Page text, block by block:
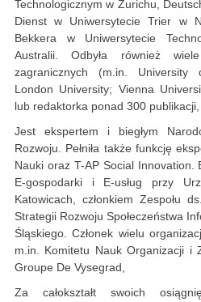
Technologicznym w Zurichu,
Dienst w Uniwersytecie Trier w
Bekkera w Uniwersytecie
Australii. Odbyła również
zagranicznych (m.in. University
London University; Vienna
lub redaktorka ponad 300
Jest ekspertem i biegłym
Rozwoju. Pełniła także funkcję
Nauki oraz T-AP Social Innovation.
E-gospodarki i E-usług przy
Katowicach, członkiem Zespołu
Strategii Rozwoju Społeczeństwa
Śląskiego. Członek wielu
m.in. Komitetu Nauk Organizacji i
Groupe De Vysegrad,
Za całokształt swoich